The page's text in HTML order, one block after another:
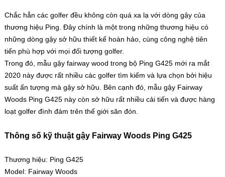
Chắc hẳn các golfer đều không còn quá xa lạ với dòng gậy của
thương hiệu Ping. Đây chính là một trong những thương hiệu có
những dòng gậy sở hữu thiết kế hoàn hảo, cùng công nghệ tiên
tiến phù hợp với mọi đối tượng golfer.
Trong đó, mẫu gậy fairway wood trong bộ Ping G425 mới ra mắt
2020 này được rất nhiều các golfer tìm kiếm và lựa chọn bởi hiệu
suất ấn tượng mà gậy sở hữu. Bên cạnh đó, mẫu gậy Fairway
Woods Ping G425 này còn sở hữu rất nhiều cải tiến và được hàng
loạt golfer đình đám trên thế giới săn đón.
Thông số kỹ thuật gậy Fairway Woods Ping G425
Thương hiệu: Ping G425
Model: Fairway Woods